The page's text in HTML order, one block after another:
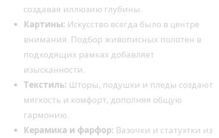
создавая иллюзию глубины.
Картины: Искусство всегда было в центре
внимания. Подбор живописных полотен в
подходящих рамках добавляет
изысканности.
Текстиль: Шторы, подушки и пледы создают
мягкость и комфорт, дополняя общую
гармонию.
Керамика и фарфор: Вазочки и статуэтки из